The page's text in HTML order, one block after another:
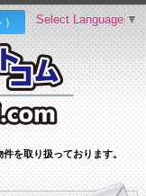
を取り扱っております。
Select Language ▼